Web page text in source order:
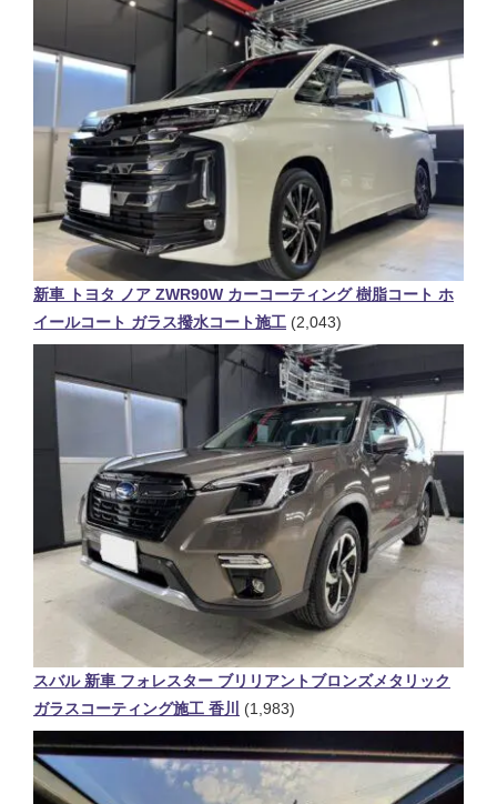
新車 トヨタ ノア ZWR90W カーコーティング 樹脂コート ホ
イールコート ガラス撥水コート施工 (2,043)
スバル 新車 フォレスター ブリリアントブロンズメタリック
ガラスコーティング施工 香川
(1,983)